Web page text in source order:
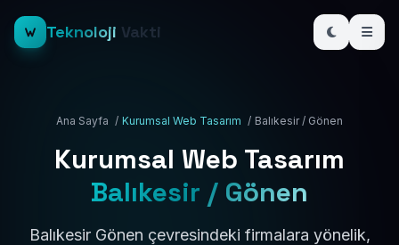
Teknoloji Vakti
Ana Sayfa / Kurumsal Web Tasarım / Balıkesir / Gönen
Kurumsal Web Tasarım
Balıkesir / Gönen
Balıkesir Gönen çevresindeki firmalara yönelik,